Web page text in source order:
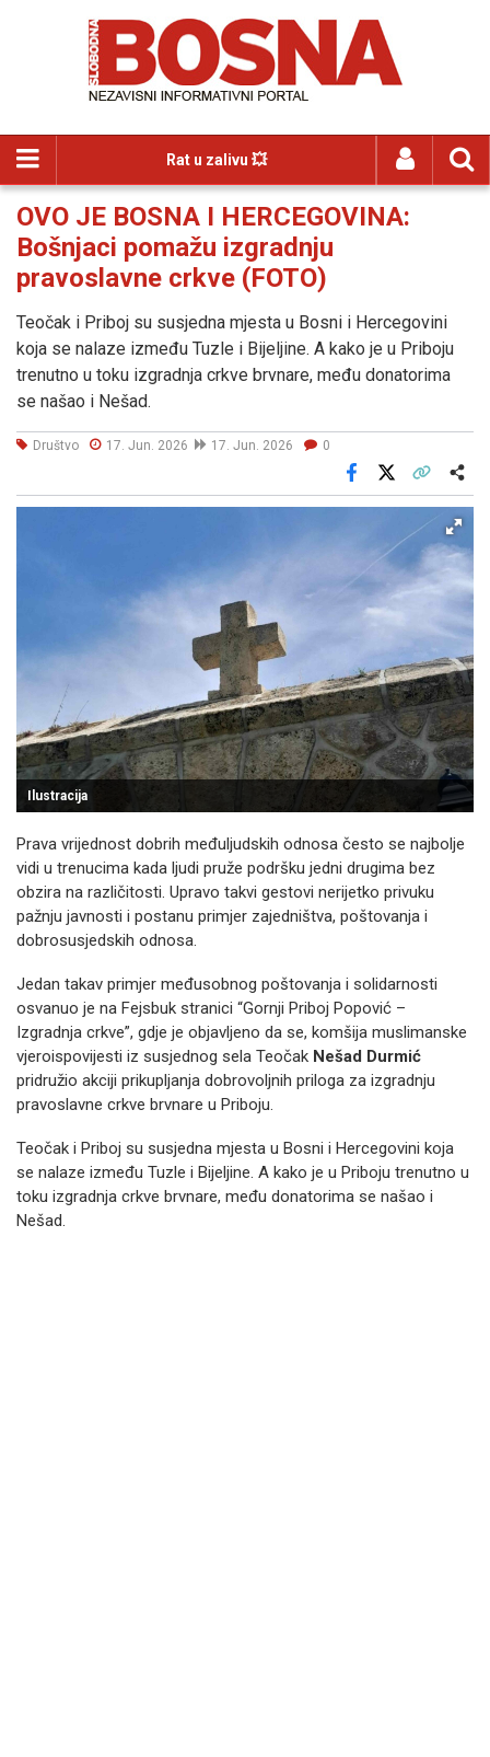
Rat u zalivu 💥
OVO JE BOSNA I HERCEGOVINA:
Bošnjaci pomažu izgradnju
pravoslavne crkve (FOTO)
Teočak i Priboj su susjedna mjesta u Bosni i Hercegovini
koja se nalaze između Tuzle i Bijeljine. A kako je u Priboju
trenutno u toku izgradnja crkve brvnare, među donatorima
se našao i Nešad.
Društvo 17. Jun. 2026 17. Jun. 2026 0
Facebook
Ilustracija
Prava vrijednost dobrih međuljudskih odnosa često se najbolje
vidi u trenucima kada ljudi pruže podršku jedni drugima bez
obzira na različitosti. Upravo takvi gestovi nerijetko privuku
pažnju javnosti i postanu primjer zajedništva, poštovanja i
dobrosusjedskih odnosa.
Jedan takav primjer međusobnog poštovanja i solidarnosti
osvanuo je na Fejsbuk stranici “Gornji Priboj Popović –
Izgradnja crkve”, gdje je objavljeno da se, komšija muslimanske
vjeroispovijesti iz susjednog sela Teočak Nešad Durmić
pridružio akciji prikupljanja dobrovoljnih priloga za izgradnju
pravoslavne crkve brvnare u Priboju.
Teočak i Priboj su susjedna mjesta u Bosni i Hercegovini koja
se nalaze između Tuzle i Bijeljine. A kako je u Priboju trenutno u
toku izgradnja crkve brvnare, među donatorima se našao i
Nešad.